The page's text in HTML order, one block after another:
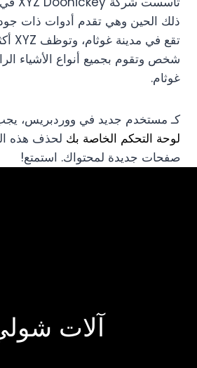
ذلك الحين وهي تقدم أدوات ذات
شخص وتقوم بجميع أنواع الأشياء
غوثام.
كـ مستخدم جديد في ووردبريس،
لوحة التحكم الخاصة بك لحذف هذه
صفحات جديدة لمحتواك. استمتع!
آلات